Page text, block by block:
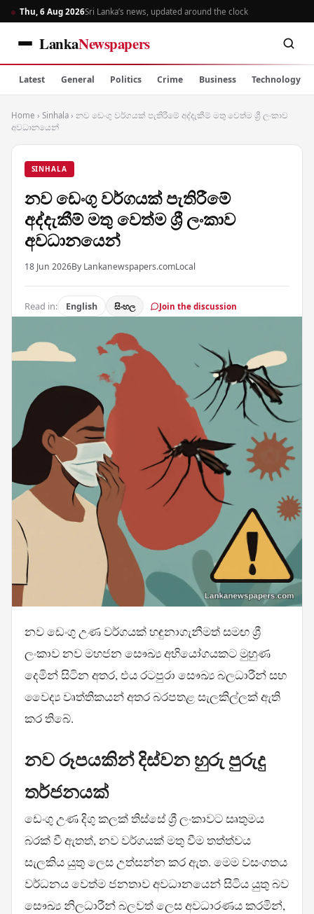
Thu, 6 Aug 2026Sri Lanka’s news, updated around the clock
LankaNewspapers
Latest General Politics Crime Business Technology
Home › Sinhala › නව ඩෙංගු වර්ගයක් පැතිරීමේ අද්දැකීම් මතු වෙත්ම ශ්‍රී ලංකාව
අවධානයෙන්
SINHALA
නව ඩෙංගු වර්ගයක් පැතිරීමේ
අද්දැකීම් මතු වෙත්ම ශ්‍රී ලංකාව
අවධානයෙන්
18 Jun 2026By Lankanewspapers.comLocal
Read in: English සිංහල Join the discussion
නව ඩෙංගු උණ වර්ගයක් හඳුනාගැනීමත් සමඟ ශ්‍රී
ලංකාව නව මහජන සෞඛ්‍ය අභියෝගයකට මුහුණ
දෙමින් සිටින අතර, එය රටපුරා සෞඛ්‍ය බලධාරීන් සහ
වෛද්‍ය වෘත්තිකයන් අතර බරපතළ සැලකිල්ලක් ඇති
කර තිබේ.
නව රූපයකින් දිස්වන හුරු පුරුදු
තර්ජනයක්
ඩෙංගු උණ දිගු කලක් තිස්සේ ශ්‍රී ලංකාවට සෘතුමය
බරක් වී ඇතත්, නව වර්ගයක් මතු වීම තත්ත්වය
සැලකිය යුතු ලෙස උත්සන්න කර ඇත. මෙම වසංගතය
වර්ධනය වෙත්ම ජනතාව අවධානයෙන් සිටිය යුතු බව
සෞඛ්‍ය නිලධාරීන් බලවත් ලෙස අවධාරණය කරමින්,